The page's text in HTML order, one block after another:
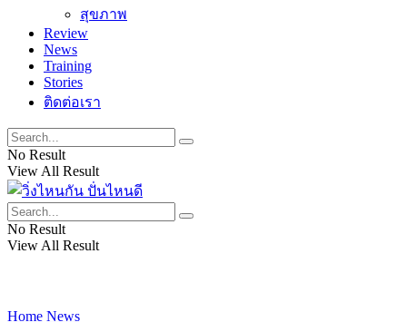
สุขภาพ
Review
News
Training
Stories
ติดต่อเรา
No Result
View All Result
No Result
View All Result
Home News